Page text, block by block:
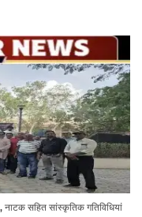
नाटक सहित सांस्कृतिक गतिविधियां